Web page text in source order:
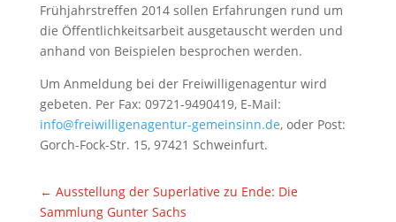
Frühjahrstreffen 2014 sollen Erfahrungen rund um
die Öffentlichkeitsarbeit ausgetauscht werden und
anhand von Beispielen besprochen werden.
Um Anmeldung bei der Freiwilligenagentur wird
gebeten. Per Fax: 09721-9490419, E-Mail:
info@freiwilligenagentur-gemeinsinn.de, oder Post:
Gorch-Fock-Str. 15, 97421 Schweinfurt.
← Ausstellung der Superlative zu Ende: Die
Sammlung Gunter Sachs